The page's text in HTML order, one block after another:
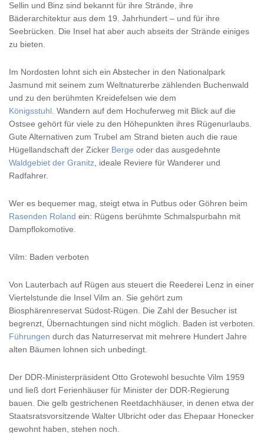
Sellin und Binz sind bekannt für ihre Strände, ihre
Bäderarchitektur aus dem 19. Jahrhundert – und für ihre
Seebrücken. Die Insel hat aber auch abseits der Strände einiges
zu bieten.
Im Nordosten lohnt sich ein Abstecher in den Nationalpark
Jasmund mit seinem zum Weltnaturerbe zählenden Buchenwald
und zu den berühmten Kreidefelsen wie dem
Königsstuhl . Wandern auf dem Hochuferweg mit Blick auf die
Ostsee gehört für viele zu den Höhepunkten ihres Rügenurlaubs.
Gute Alternativen zum Trubel am Strand bieten auch die raue
Hügellandschaft der Zicker Berge oder das ausgedehnte
Waldgebiet der Granitz , ideale Reviere für Wanderer und
Radfahrer.
Wer es bequemer mag, steigt etwa in Putbus oder Göhren beim
Rasenden Roland ein: Rügens berühmte Schmalspurbahn mit
Dampflokomotive.
Vilm: Baden verboten
Von Lauterbach auf Rügen aus steuert die Reederei Lenz in einer
Viertelstunde die Insel Vilm an. Sie gehört zum
Biosphärenreservat Südost-Rügen. Die Zahl der Besucher ist
begrenzt, Übernachtungen sind nicht möglich. Baden ist verboten.
Führungen durch das Naturreservat mit mehrere Hundert Jahre
alten Bäumen lohnen sich unbedingt.
Der DDR-Ministerpräsident Otto Grotewohl besuchte Vilm 1959
und ließ dort Ferienhäuser für Minister der DDR-Regierung
bauen. Die gelb gestrichenen Reetdachhäuser, in denen etwa der
Staatsratsvorsitzende Walter Ulbricht oder das Ehepaar Honecker
gewohnt haben, stehen noch.